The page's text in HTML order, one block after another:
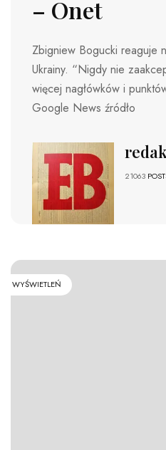
– Onet
Zbigniew Bogucki reaguje
Ukrainy. “Nigdy nie
więcej nagłówków i
Google News źródło
21063
WYŚWIETLEŃ